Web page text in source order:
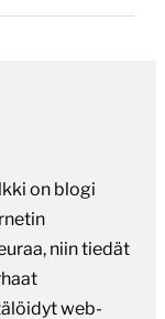
on blogi
niin tiedät
web-